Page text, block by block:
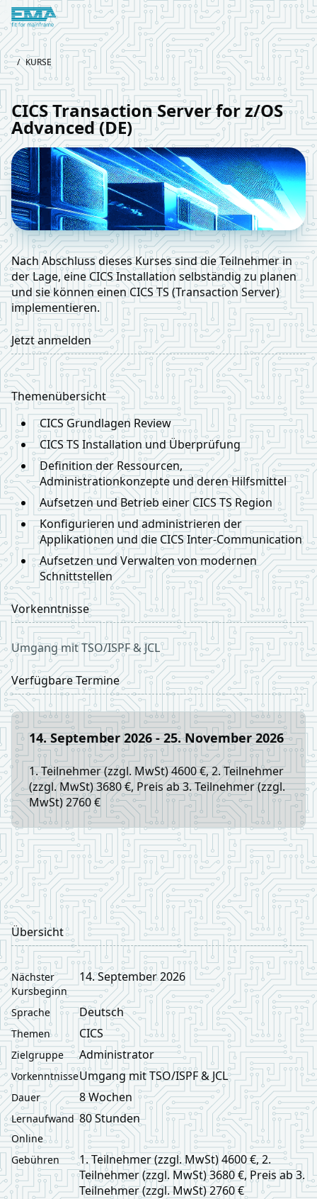
Logo European Mainframe Academy
/ KURSE
CICS Transaction Server for z/OS
Advanced (DE)
Nach Abschluss dieses Kurses sind die Teilnehmer in
der Lage, eine CICS Installation selbständig zu planen
und sie können einen CICS TS (Transaction Server)
implementieren.
Jetzt anmelden
Themenübersicht
CICS Grundlagen Review
CICS TS Installation und Überprüfung
Definition der Ressourcen,
Administrationkonzepte und deren Hilfsmittel
Aufsetzen und Betrieb einer CICS TS Region
Konfigurieren und administrieren der
Applikationen und die CICS Inter-Communication
Aufsetzen und Verwalten von modernen
Schnittstellen
Vorkenntnisse
Umgang mit TSO/ISPF & JCL
Verfügbare Termine
14. September 2026 - 25. November 2026
1. Teilnehmer (zzgl. MwSt) 4600 €, 2. Teilnehmer
(zzgl. MwSt) 3680 €, Preis ab 3. Teilnehmer (zzgl.
MwSt) 2760 €
Übersicht
Nächster
Kursbeginn
14. September 2026
Sprache Deutsch
Themen CICS
Zielgruppe Administrator
VorkenntnisseUmgang mit TSO/ISPF & JCL
Dauer 8 Wochen
Lernaufwand 80 Stunden
Online
Gebühren
1. Teilnehmer (zzgl. MwSt) 4600 €, 2.
Teilnehmer (zzgl. MwSt) 3680 €, Preis ab 3.
Teilnehmer (zzgl. MwSt) 2760 €